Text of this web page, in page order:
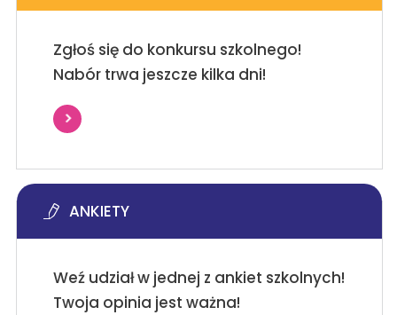
Zgłoś się do konkursu szkolnego!
Nabór trwa jeszcze kilka dni!
ANKIETY
Weź udział w jednej z ankiet szkolnych!
Twoja opinia jest ważna!